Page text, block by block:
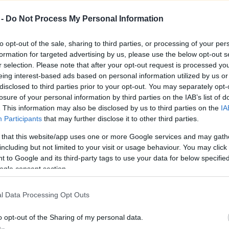
Do Not Process My Personal Information
opt-out of the sale, sharing to third parties, or processing of your
for targeted advertising by us, please use the below opt-out
selection. Please note that after your opt-out request is processed
interest-based ads based on personal information utilized by us
to third parties prior to your opt-out. You may separately
of your personal information by third parties on the IAB’s list of
This information may also be disclosed by us to third parties on the
Participants that may further disclose it to other third parties.
that this website/app uses one or more Google services and may
but not limited to your visit or usage behaviour. You may
to Google and its third-party tags to use your data for below
consent section.
Data Processing Opt Outs
opt-out of the Sharing of my personal data.
István grafikáit és festményeit felvonultató
Csili Művelődési Központban Budapesten. Mint
látogatható kiállítás anyagát munkásságának
tekinthet meg, amelyeken különböző
elevenednek meg. Hozzátette:
éves ciklusokba rendszerezte az emberiség
képein. A múzeumokban található leleteket
után kutatva "találkozott a
majd a közönség Daru Kádas István
Központban a Bibliai illusztráció című
pedig elsősorban ismert művészekről
Mednyánszky Teremben.
olaj- és akriltechnika alkalmazásával. Grafikai
A